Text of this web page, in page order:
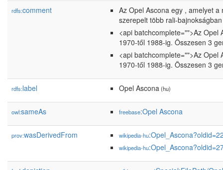
rdfs:comment
Az Opel Ascona egy , amelyet
szerepelt több rali-
<api batchcomplete="">Az
1970-től 1988-ig. Összesen 3
<api batchcomplete="">Az
1970-től 1988-ig. Összesen 3
rdfs:label Opel Ascona(hu)
owl:sameAs freebase:Opel Ascona
prov:wasDerivedFrom wikipedia-hu
wikipedia-hu